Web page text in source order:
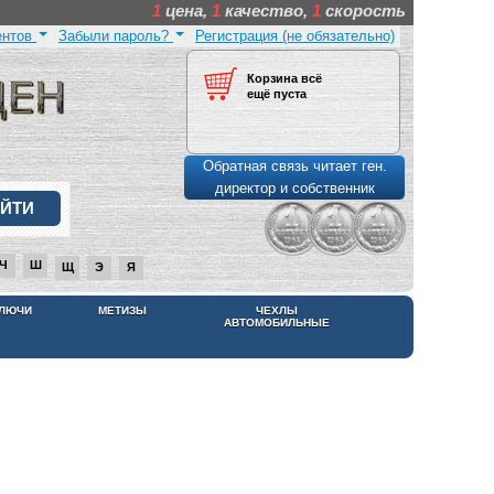
1 цена, 1 качество, 1 скорость
Регистрация (не обязательно)
Забыли пароль?
Корзина всё
ещё пуста
Обратная связь читает ген.
директор и собственник
Ч Ш Щ Э Я
МЕТИЗЫ
ЧЕХЛЫ
АВТОМОБИЛЬНЫЕ